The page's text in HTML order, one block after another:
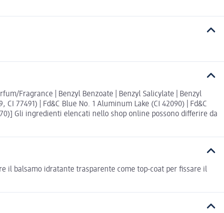
Fragrance | Benzyl Benzoate | Benzyl Salicylate | Benzyl
77491) | Fd&C Blue No. 1 Aluminum Lake (CI 42090) | Fd&C
Gli ingredienti elencati nello shop online possono differire da
il balsamo idratante trasparente come top-coat per fissare il